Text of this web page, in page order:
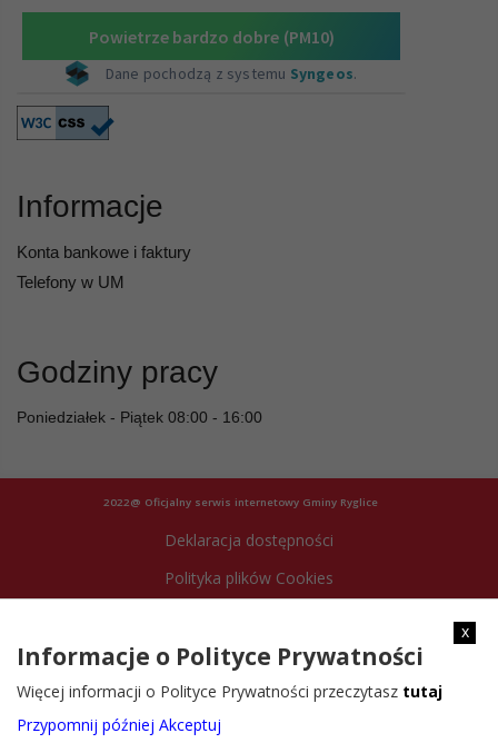
Informacje
Konta bankowe i faktury
Telefony w UM
Godziny pracy
Poniedziałek - Piątek 08:00 - 16:00
2022@ Oficjalny serwis internetowy Gminy Ryglice
Deklaracja dostępności
Polityka plików Cookies
x
Informacje o Polityce Prywatności
Więcej informacji o Polityce Prywatności przeczytasz tutaj
Przypomnij później Akceptuj